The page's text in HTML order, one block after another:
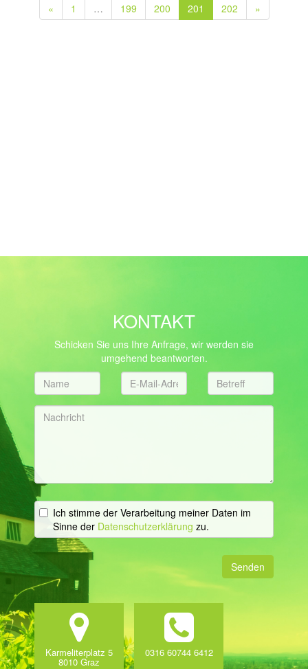
« 1 … 199 200 201 202 »
KONTAKT
Schicken Sie uns Ihre Anfrage, wir werden sie
umgehend beantworten.
Ich stimme der Verarbeitung meiner Daten im
Sinne der Datenschutzerklärung zu.
Senden
Karmeliterplatz 5
8010 Graz
0316 60744 6412